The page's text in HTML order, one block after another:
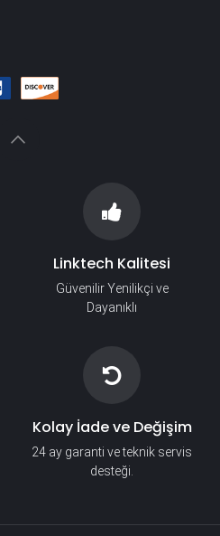
Linktech Kalitesi
Güvenilir Yenilikçi ve
Dayanıklı
Kolay İade ve Değişim
24 ay garanti ve teknik servis
desteği.